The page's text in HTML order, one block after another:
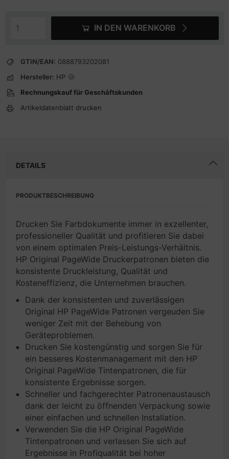
IN DEN WARENKORB
GTIN/EAN: 0888793202081
Hersteller: HP
Rechnungskauf für Geschäftskunden
Artikeldatenblatt drucken
DETAILS
PRODUKTBESCHREIBUNG
Drucken Sie Farbdokumente immer in exzellenter,
professioneller Qualität und profitieren Sie dabei
von einem optimalen Preis-Leistungs-Verhältnis.
HP Original PageWide Druckerpatronen bieten die
konsistente Druckleistung, Qualität und
Kosteneffizienz, die Unternehmen brauchen.
Dank der konsistenten und zuverlässigen
Original HP PageWide Patronen vergeuden Sie
weniger Zeit mit der Behebung von
Geräteproblemen.
Drucken Sie kostengünstig und sorgen Sie für
ein besseres Kostenmanagement mit den HP
Original PageWide Tintenpatronen, die für
konsistente Ergebnisse sorgen.
Schneller und fachgerechter Patronenaustausch
dank der leicht zu öffnenden Verpackung sowie
einer einfachen und schnellen Installation.
Verwenden Sie die HP Original PageWide
Tintenpatronen und verlassen Sie sich auf
Ergebnisse in Profiqualität bei hoher